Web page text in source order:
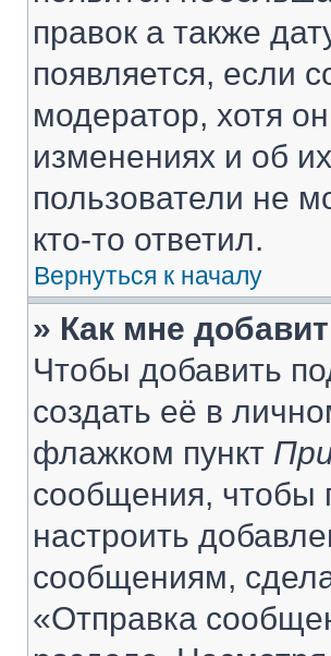
правок а также
появляется, если
модератор, хотя
изменениях и об
пользователи не
кто-то ответил.
Вернуться к началу
» Как мне
Чтобы добавить
создать её в
флажком пункт
сообщения, чтобы
настроить
сообщениям,
«Отправка